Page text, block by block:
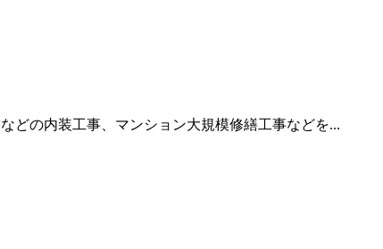
どの内装工事、マンション大規模修繕工事などを...